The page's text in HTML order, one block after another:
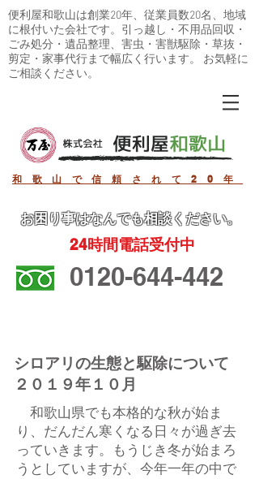
便利屋和歌山は創業20年、従業員数20名、地域
に根付いた会社です。引っ越し・不用品回収・
ごみ処分・遺品整理、害虫・害獣駆除・草抜・
剪定・家事代行まで幅広く行います。 お気軽に
ご相談ください。
和歌山で信頼されて20年
お困り事はなんでも相談ください。
24時間電話受付中
0120-644-442
シロアリの生態と駆除について
２０１９年１０月
和歌山県でも本格的な秋が始ま
り、だんだん寒くなる日々が過ぎ去
っていきます。もうじき冬が始まろ
うとしていますが、今年一年の中で